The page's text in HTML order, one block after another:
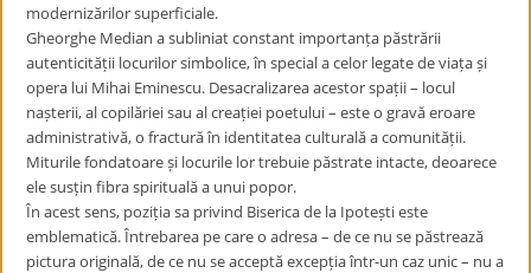
modernizărilor superficiale.
Gheorghe Median a subliniat constant importanța păstrării
autenticității locurilor simbolice, în special a celor legate de viața și
opera lui Mihai Eminescu. Desacralizarea acestor spații – locul
nașterii, al copilăriei sau al creației poetului – este o gravă eroare
administrativă, o fractură în identitatea culturală a comunității.
Miturile fondatoare și locurile lor trebuie păstrate intacte, deoarece
ele susțin fibra spirituală a unui popor.
În acest sens, poziția sa privind Biserica de la Ipotești este
emblematică. Întrebarea pe care o adresa – de ce nu se păstrează
pictura originală, de ce nu se acceptă excepția într-un caz unic – nu a